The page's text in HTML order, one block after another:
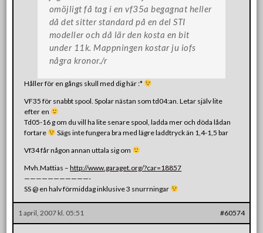
omöjligt få tag i en vf35a begagnat heller
då det sitter standard på en del STI
modeller och då lär den kosta en bit
under 11k. Mappningen kostar ju iofs
några kronor./r
Håller för en gångs skull med dig här :*
VF35 för snabbt spool. Spolar nästan som td04:an. Letar själv lite
efter en
Td05-16 g om du vill ha lite senare spool, ladda mer och döda lådan
fortare
Sägs inte fungera bra med lägre laddtryck än 1,4-1,5 bar
Vf34 får någon annan uttala sig om
Mvh.Mattias –http://www.garaget.org/?car=18857
———————————-
SS @ en halv förmiddag inklusive 3 snurrningar
1 april, 2007 kl. 05:51 #60574